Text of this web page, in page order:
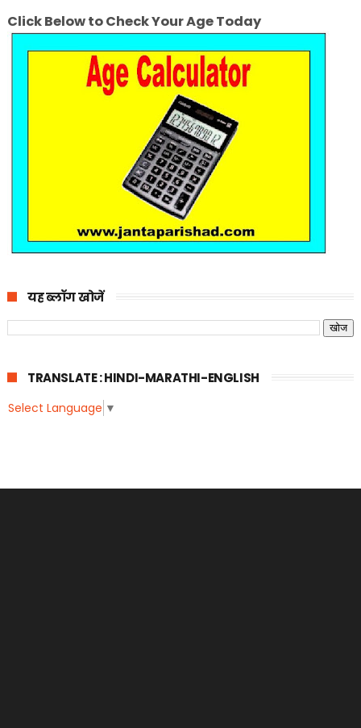
Click Below to Check Your Age Today
यह ब्लॉग खोजें
TRANSLATE : HINDI-MARATHI-ENGLISH
Select Language ▼